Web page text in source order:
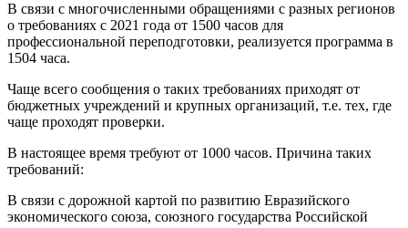
В связи с многочисленными обращениями с разных регионов
о требованиях с 2021 года от 1500 часов для
профессиональной переподготовки, реализуется программа в
1504 часа.
Чаще всего сообщения о таких требованиях приходят от
бюджетных учреждений и крупных организаций, т.е. тех, где
чаще проходят проверки.
В настоящее время требуют от 1000 часов. Причина таких
требований:
В связи с дорожной картой по развитию Евразийского
экономического союза, союзного государства Российской